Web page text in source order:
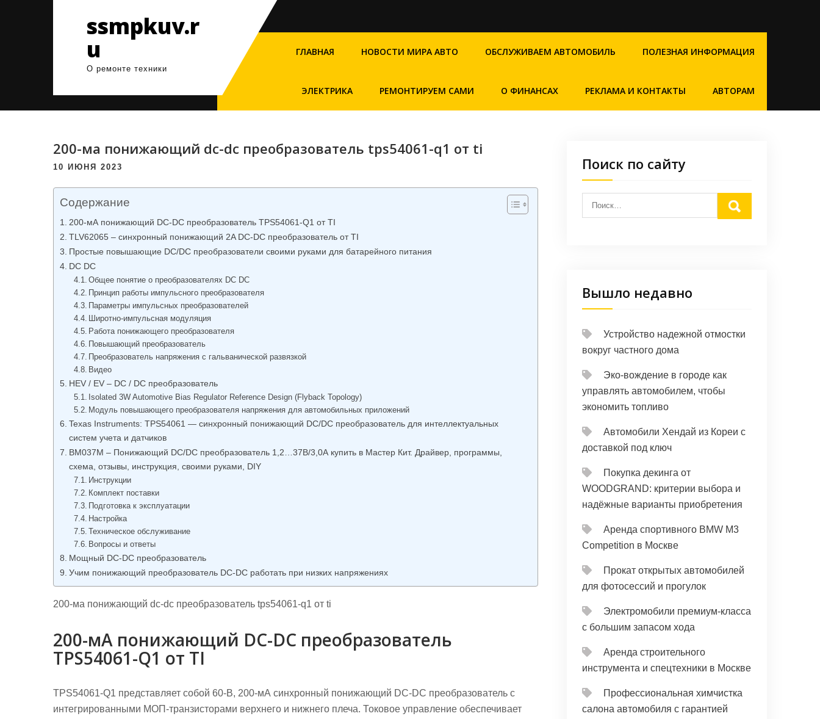
ssmpkuv.r
u
О ремонте техники
ГЛАВНАЯ НОВОСТИ МИРА АВТО ОБСЛУЖИВАЕМ АВТОМОБИЛЬ ПОЛЕЗНАЯ ИНФОРМАЦИЯ
ЭЛЕКТРИКА РЕМОНТИРУЕМ САМИ О ФИНАНСАХ РЕКЛАМА И КОНТАКТЫ АВТОРАМ
200-ма понижающий dc-dc преобразователь tps54061-q1 от ti
10 ИЮНЯ 2023
Содержание
200-мА понижающий DC-DC преобразователь TPS54061-Q1 от TI
TLV62065 – синхронный понижающий 2A DC-DC преобразователь от TI
Простые повышающие DC/DC преобразователи своими руками для батарейного питания
DC DC
Общее понятие о преобразователях DC DC
Принцип работы импульсного преобразователя
Параметры импульсных преобразователей
Широтно-импульсная модуляция
Работа понижающего преобразователя
Повышающий преобразователь
Преобразователь напряжения с гальванической развязкой
Видео
HEV / EV – DC / DC преобразователь
Isolated 3W Automotive Bias Regulator Reference Design (Flyback Topology)
Модуль повышающего преобразователя напряжения для автомобильных приложений
Texas Instruments: TPS54061 — синхронный понижающий DC/DC преобразователь для интеллектуальных
систем учета и датчиков
BM037M – Понижающий DC/DC преобразователь 1,2…37В/3,0А купить в Мастер Кит. Драйвер, программы,
схема, отзывы, инструкция, своими руками, DIY
Инструкции
Комплект поставки
Подготовка к эксплуатации
Настройка
Техническое обслуживание
Вопросы и ответы
Мощный DC-DC преобразователь
Учим понижающий преобразователь DC-DC работать при низких напряжениях
200-ма понижающий dc-dc преобразователь tps54061-q1 от ti
200-мА понижающий DC-DC преобразователь
TPS54061-Q1 от TI
TPS54061-Q1 представляет собой 60-В, 200-мА синхронный понижающий DC-DC преобразователь с
интегрированными МОП-транзисторами верхнего и нижнего плеча. Токовое управление обеспечивает
Поиск по сайту
Вышло недавно
Устройство надежной отмостки
вокруг частного дома
Эко-вождение в городе как
управлять автомобилем, чтобы
экономить топливо
Автомобили Хендай из Кореи с
доставкой под ключ
Покупка декинга от
WOODGRAND: критерии выбора и
надёжные варианты приобретения
Аренда спортивного BMW M3
Competition в Москве
Прокат открытых автомобилей
для фотосессий и прогулок
Электромобили премиум-класса
с большим запасом хода
Аренда строительного
инструмента и спецтехники в Москве
Профессиональная химчистка
салона автомобиля с гарантией